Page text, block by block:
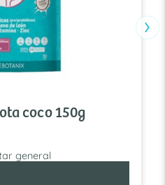
coco 150g
general
›